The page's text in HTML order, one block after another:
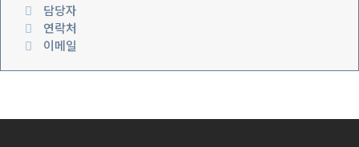
담당자
연락처
이메일